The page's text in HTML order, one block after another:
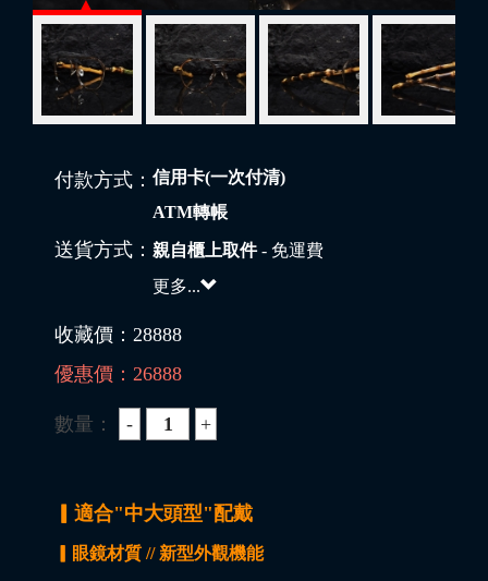
付款方式： 信用卡(一次付清)
ATM轉帳
送貨方式： 親自櫃上取件- 免運費
更多...
收藏價： 28888
優惠價： 26888
數量：
▎適合"中大頭型"配戴
▎眼鏡材質 // 新型外觀機能